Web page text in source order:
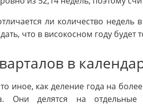
ли количество
что в високосном году будет
в
иное, как деление года на
Они делятся на